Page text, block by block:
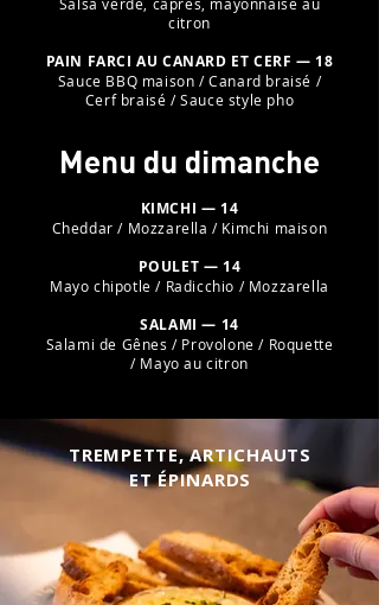
citron
PAIN FARCI AU CANARD ET CERF — 18
Sauce BBQ maison / Canard braisé /
Cerf braisé / Sauce style pho
Menu du dimanche
KIMCHI — 14
Cheddar / Mozzarella / Kimchi maison
POULET — 14
Mayo chipotle / Radicchio / Mozzarella
SALAMI — 14
Salami de Gênes / Provolone / Roquette
/ Mayo au citron
TREMPETTE, ARTICHAUTS
ET ÉPINARDS